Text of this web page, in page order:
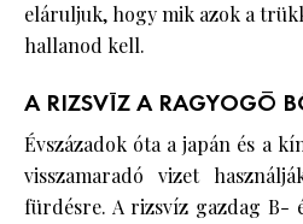
eláruljuk, hogy mik azok a
hallanod kell.
A RIZSVÍZ A RAGYOGÓ
Évszázadok óta a japán és a
visszamaradó vizet
fürdésre. A rizsvíz gazdag B-